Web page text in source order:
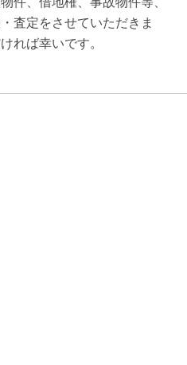
査定をさせていただきま
れば幸いです。